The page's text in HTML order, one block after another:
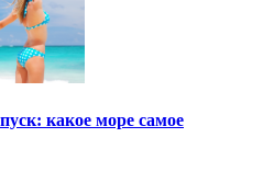
какое море самое